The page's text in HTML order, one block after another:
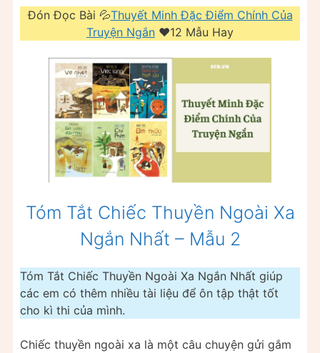
Đón Đọc Bài 💦Thuyết Minh Đặc Điểm Chính Của
Truyện Ngắn ❤️️12 Mẫu Hay
Tóm Tắt Chiếc Thuyền Ngoài Xa
Ngắn Nhất – Mẫu 2
Tóm Tắt Chiếc Thuyền Ngoài Xa Ngắn Nhất giúp
các em có thêm nhiều tài liệu để ôn tập thật tốt
cho kì thi của mình.
Chiếc thuyền ngoài xa là một câu chuyện gửi gắm